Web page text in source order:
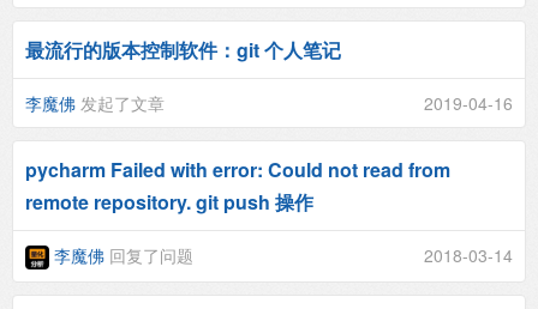
最流行的版本控制软件：git 个人笔记
李魔佛 发起了文章 2019-04-16
pycharm Failed with error: Could not read from
remote repository. git push 操作
李魔佛 回复了问题 2018-03-14